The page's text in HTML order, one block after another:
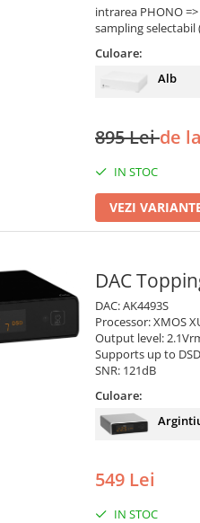
intrarea PHONO
sampling selectabil
Culoare:
Alb
895 Leide
IN STOC
VEZI
DAC
DAC: AK4493S
Processor: XMOS
Output level:
Supports up to
SNR: 121dB
Culoare:
549 Lei
IN STOC